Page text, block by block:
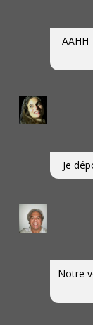
AAHH
Je
Notre